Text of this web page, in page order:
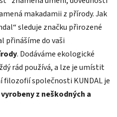
makadamii z přírody. Jak
sleduje značku přirozené
přinášíme do vaši
. Dodáváme ekologické
rád používá, a lze je umístit
filozofií společnosti KUNDAL je
vyrobeny z neškodných a